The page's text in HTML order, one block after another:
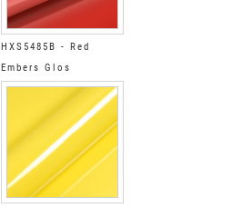
HXS5485B - Red
Embers Glos